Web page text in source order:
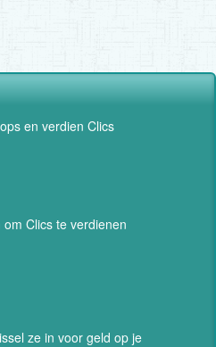
en verdien Clics
Clics te verdienen
ze in voor geld op je